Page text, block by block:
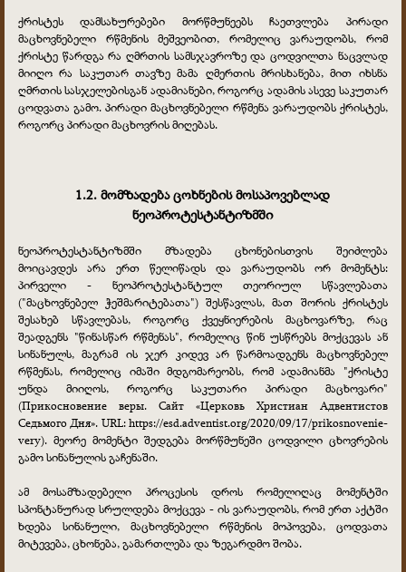
ქრისტეს დამსახურებები მორწმუნეებს ჩაეთვლება პირადი
მაცხოვნებელი რწმენის მეშვეობით, რომელიც ვარაუდობს, რომ
ქრისტე წარდგა რა ღმრთის სამსჯავროზე და ცოდვილთა ნაცვლად
მიიღო რა საკუთარ თავზე მამა ღმერთის მრისხანება, მით იხსნა
ღმრთის სასჯელებისგან ადამიანები, როგორც ადამის ასევე საკუთარ
ცოდვათა გამო. პირადი მაცხოვნებელი რწმენა ვარაუდობს ქრისტეს,
როგორც პირადი მაცხოვრის მიღებას.
1.2. მომზადება ცოხნების მოსაპოვებლად
ნეოპროტესტანტიზმში
ნეოპროტესტანტიზმში მზადება ცხონებისთვის შეიძლება
მოიცავდეს არა ერთ წელიწადს და ვარაუდობს ორ მომენტს:
პირველი - ნეოპროტესტანტულ თეორიულ სწავლებათა
("მაცხოვნებელ ჭეშმარიტებათა") შესწავლას, მათ შორის ქრისტეს
შესახებ სწავლებას, როგორც ქვეყნიერების მაცხოვარზე, რაც
შეადგენს "წინასწარ რწმენას", რომელიც წინ უსწრებს მოქცევას ან
სინანულს, მაგრამ ის ჯერ კიდევ არ წარმოადგენს მაცხოვნებელ
რწმენას, რომელიც იმაში მდგომარეობს, რომ ადამიანმა "ქრისტე
უნდა მიიღოს, როგორც საკუთარი პირადი მაცხოვარი"
(Прикосновение веры. Сайт «Церковь Христиан Адвентистов
Седьмого Дня». URL: https://esd.adventist.org/2020/09/17/prikosnovenie-
very). მეორე მომენტი შედგება მორწმუნეში ცოდვილი ცხოვრების
გამო სინანულის გაჩენაში.
ამ მოსამზადებელი პროცესის დროს რომელიღაც მომენტში
სპონტანურად სრულდება მოქცევა - ის ვარაუდობს, რომ ერთ აქტში
ხდება სინანული, მაცხოვნებელი რწმენის მოპოვება, ცოდვათა
მიტევება, ცხონება, გამართლება და ზეგარდმო შობა.